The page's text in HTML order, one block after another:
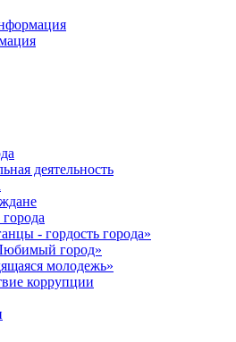
деятельность
- гордость города»
город»
молодежь»
коррупции